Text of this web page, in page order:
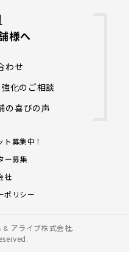
様へ
わせ
化のご相談
の喜びの声
ト募集中！
ー募集
社
ポリシー
& アライブ株式会社.